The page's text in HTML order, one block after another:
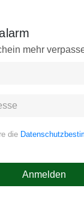
mehr
die